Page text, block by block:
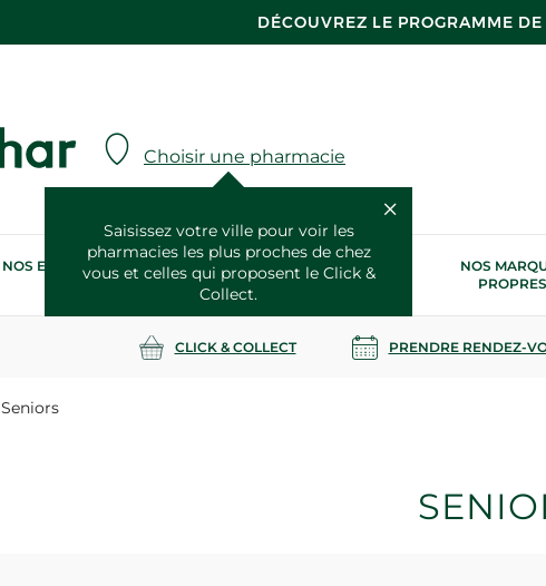
DÉCOUVREZ LE PROGRAMME
Choisir une pharmacie
Saisissez votre ville pour voir les
pharmacies les plus proches de chez
vous et celles qui proposent le Click &
Collect.
NOS ENGAGEMENTS
RSE
NOS SERVICES
SANTÉ
NOS
PROPRES
CLICK & COLLECT PRENDRE RENDEZ-
Seniors